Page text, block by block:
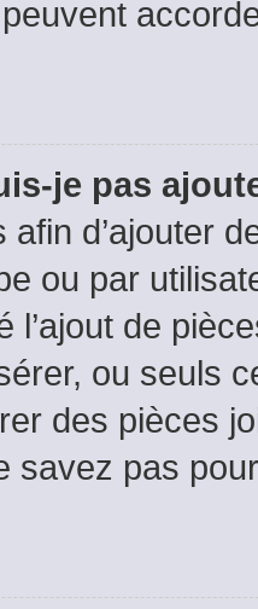
je pas
afin d’ajouter
ou par
l’ajout de
ou seuls
des pièces
savez pas